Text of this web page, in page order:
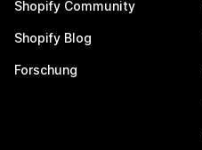
Shopify Community
Shopify Blog
Forschung